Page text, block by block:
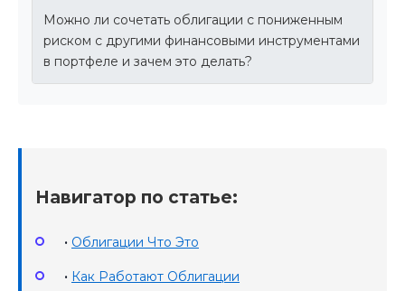
Можно ли сочетать облигации с пониженным
риском с другими финансовыми инструментами
в портфеле и зачем это делать?
Навигатор по статье:
• Облигации Что Это
• Как Работают Облигации